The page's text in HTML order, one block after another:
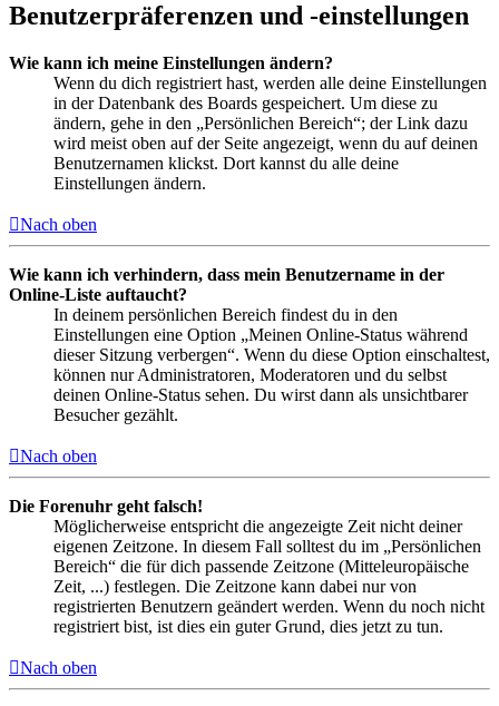
Benutzerpräferenzen und -einstellungen
Wie kann ich meine Einstellungen ändern?
Wenn du dich registriert hast, werden alle deine Einstellungen
in der Datenbank des Boards gespeichert. Um diese zu
ändern, gehe in den „Persönlichen Bereich“; der Link dazu
wird meist oben auf der Seite angezeigt, wenn du auf deinen
Benutzernamen klickst. Dort kannst du alle deine
Einstellungen ändern.
Nach oben
Wie kann ich verhindern, dass mein Benutzername in der
Online-Liste auftaucht?
In deinem persönlichen Bereich findest du in den
Einstellungen eine Option „Meinen Online-Status während
dieser Sitzung verbergen“. Wenn du diese Option einschaltest,
können nur Administratoren, Moderatoren und du selbst
deinen Online-Status sehen. Du wirst dann als unsichtbarer
Besucher gezählt.
Nach oben
Die Forenuhr geht falsch!
Möglicherweise entspricht die angezeigte Zeit nicht deiner
eigenen Zeitzone. In diesem Fall solltest du im „Persönlichen
Bereich“ die für dich passende Zeitzone (Mitteleuropäische
Zeit, ...) festlegen. Die Zeitzone kann dabei nur von
registrierten Benutzern geändert werden. Wenn du noch nicht
registriert bist, ist dies ein guter Grund, dies jetzt zu tun.
Nach oben